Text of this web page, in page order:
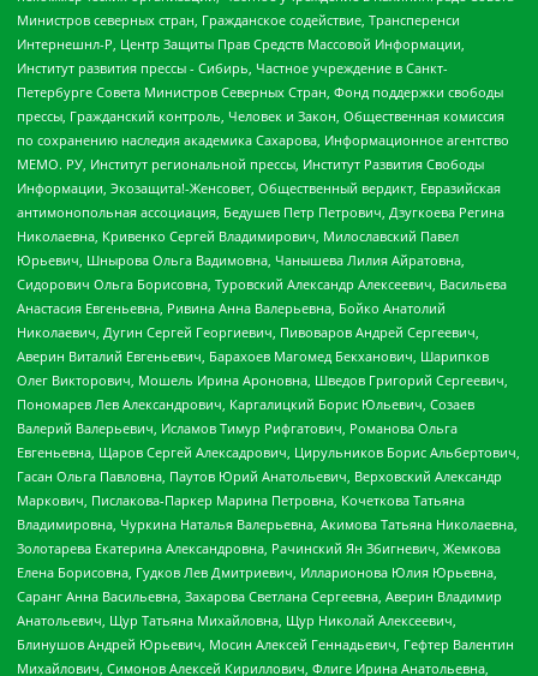
Министров северных стран, Гражданское содействие, Трансперенси
Интернешнл-Р, Центр Защиты Прав Средств Массовой Информации,
Институт развития прессы - Сибирь, Частное учреждение в Санкт-
Петербурге Совета Министров Северных Стран, Фонд поддержки свободы
прессы, Гражданский контроль, Человек и Закон, Общественная комиссия
по сохранению наследия академика Сахарова, Информационное агентство
МЕМО. РУ, Институт региональной прессы, Институт Развития Свободы
Информации, Экозащита!-Женсовет, Общественный вердикт, Евразийская
антимонопольная ассоциация, Бедушев Петр Петрович, Дзугкоева Регина
Николаевна, Кривенко Сергей Владимирович, Милославский Павел
Юрьевич, Шнырова Ольга Вадимовна, Чанышева Лилия Айратовна,
Сидорович Ольга Борисовна, Туровский Александр Алексеевич, Васильева
Анастасия Евгеньевна, Ривина Анна Валерьевна, Бойко Анатолий
Николаевич, Дугин Сергей Георгиевич, Пивоваров Андрей Сергеевич,
Аверин Виталий Евгеньевич, Барахоев Магомед Бекханович, Шарипков
Олег Викторович, Мошель Ирина Ароновна, Шведов Григорий Сергеевич,
Пономарев Лев Александрович, Каргалицкий Борис Юльевич, Созаев
Валерий Валерьевич, Исламов Тимур Рифгатович, Романова Ольга
Евгеньевна, Щаров Сергей Алексадрович, Цирульников Борис Альбертович,
Гасан Ольга Павловна, Паутов Юрий Анатольевич, Верховский Александр
Маркович, Пислакова-Паркер Марина Петровна, Кочеткова Татьяна
Владимировна, Чуркина Наталья Валерьевна, Акимова Татьяна Николаевна,
Золотарева Екатерина Александровна, Рачинский Ян Збигневич, Жемкова
Елена Борисовна, Гудков Лев Дмитриевич, Илларионова Юлия Юрьевна,
Саранг Анна Васильевна, Захарова Светлана Сергеевна, Аверин Владимир
Анатольевич, Щур Татьяна Михайловна, Щур Николай Алексеевич,
Блинушов Андрей Юрьевич, Мосин Алексей Геннадьевич, Гефтер Валентин
Михайлович, Симонов Алексей Кириллович, Флиге Ирина Анатольевна,